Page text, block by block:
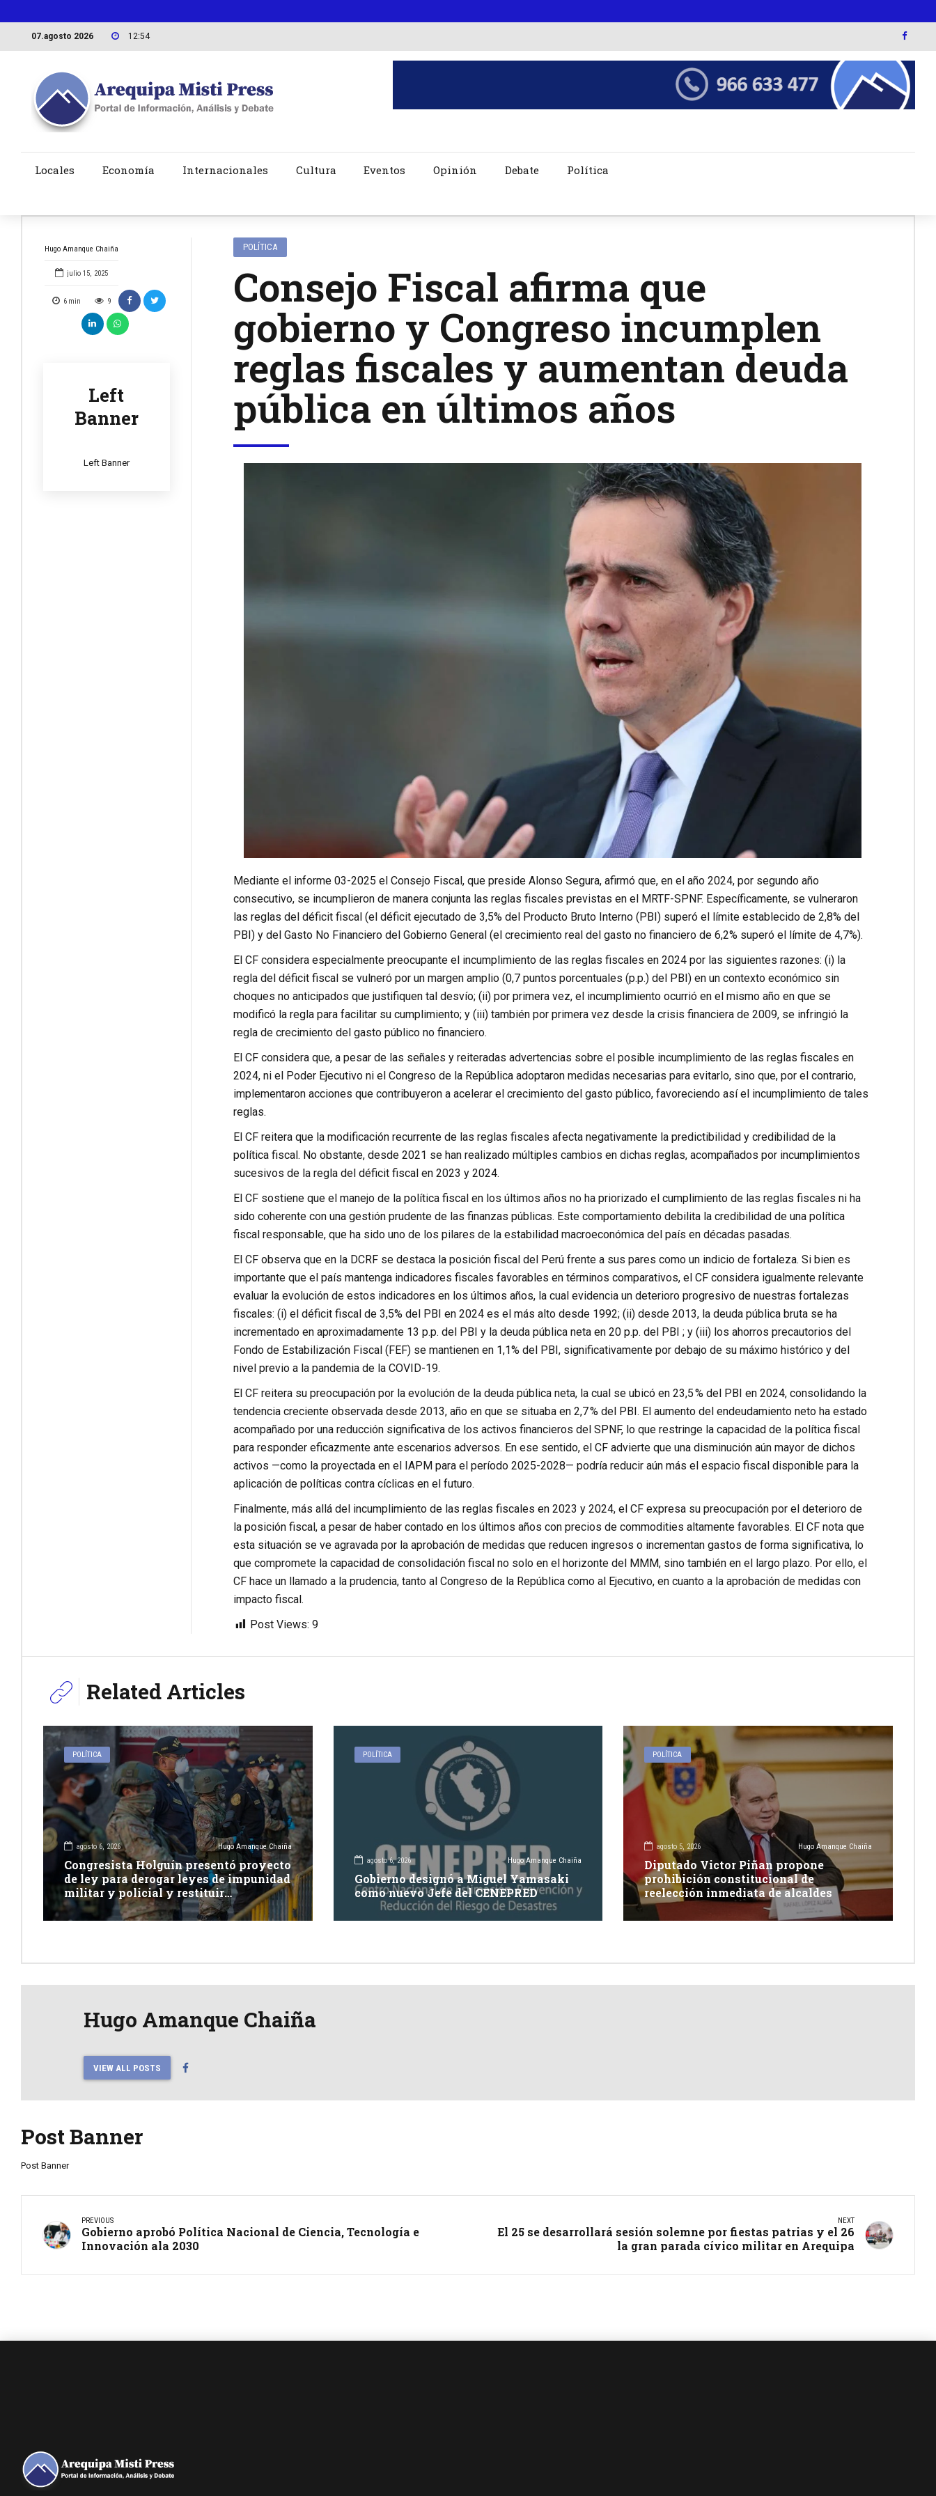
07.agosto 2026 12:54
Locales Economía Internacionales Cultura Eventos Opinión Debate Política
Hugo Amanque Chaiña
julio 15, 2025
6 min 9
Left
Banner
Left Banner
POLÍTICA
Consejo Fiscal afirma que
gobierno y Congreso incumplen
reglas fiscales y aumentan deuda
pública en últimos años
Mediante el informe 03-2025 el Consejo Fiscal, que preside Alonso Segura, afirmó que, en el año 2024, por segundo año
consecutivo, se incumplieron de manera conjunta las reglas fiscales previstas en el MRTF-SPNF. Específicamente, se vulneraron
las reglas del déficit fiscal (el déficit ejecutado de 3,5% del Producto Bruto Interno (PBI) superó el límite establecido de 2,8% del
PBI) y del Gasto No Financiero del Gobierno General (el crecimiento real del gasto no financiero de 6,2% superó el límite de 4,7%).
El CF considera especialmente preocupante el incumplimiento de las reglas fiscales en 2024 por las siguientes razones: (i) la
regla del déficit fiscal se vulneró por un margen amplio (0,7 puntos porcentuales (p.p.) del PBI) en un contexto económico sin
choques no anticipados que justifiquen tal desvío; (ii) por primera vez, el incumplimiento ocurrió en el mismo año en que se
modificó la regla para facilitar su cumplimiento; y (iii) también por primera vez desde la crisis financiera de 2009, se infringió la
regla de crecimiento del gasto público no financiero.
El CF considera que, a pesar de las señales y reiteradas advertencias sobre el posible incumplimiento de las reglas fiscales en
2024, ni el Poder Ejecutivo ni el Congreso de la República adoptaron medidas necesarias para evitarlo, sino que, por el contrario,
implementaron acciones que contribuyeron a acelerar el crecimiento del gasto público, favoreciendo así el incumplimiento de tales
reglas.
El CF reitera que la modificación recurrente de las reglas fiscales afecta negativamente la predictibilidad y credibilidad de la
política fiscal. No obstante, desde 2021 se han realizado múltiples cambios en dichas reglas, acompañados por incumplimientos
sucesivos de la regla del déficit fiscal en 2023 y 2024.
El CF sostiene que el manejo de la política fiscal en los últimos años no ha priorizado el cumplimiento de las reglas fiscales ni ha
sido coherente con una gestión prudente de las finanzas públicas. Este comportamiento debilita la credibilidad de una política
fiscal responsable, que ha sido uno de los pilares de la estabilidad macroeconómica del país en décadas pasadas.
El CF observa que en la DCRF se destaca la posición fiscal del Perú frente a sus pares como un indicio de fortaleza. Si bien es
importante que el país mantenga indicadores fiscales favorables en términos comparativos, el CF considera igualmente relevante
evaluar la evolución de estos indicadores en los últimos años, la cual evidencia un deterioro progresivo de nuestras fortalezas
fiscales: (i) el déficit fiscal de 3,5% del PBI en 2024 es el más alto desde 1992; (ii) desde 2013, la deuda pública bruta se ha
incrementado en aproximadamente 13 p.p. del PBI y la deuda pública neta en 20 p.p. del PBI ; y (iii) los ahorros precautorios del
Fondo de Estabilización Fiscal (FEF) se mantienen en 1,1% del PBI, significativamente por debajo de su máximo histórico y del
nivel previo a la pandemia de la COVID-19.
El CF reitera su preocupación por la evolución de la deuda pública neta, la cual se ubicó en 23,5 % del PBI en 2024, consolidando la
tendencia creciente observada desde 2013, año en que se situaba en 2,7 % del PBI. El aumento del endeudamiento neto ha estado
acompañado por una reducción significativa de los activos financieros del SPNF, lo que restringe la capacidad de la política fiscal
para responder eficazmente ante escenarios adversos. En ese sentido, el CF advierte que una disminución aún mayor de dichos
activos —como la proyectada en el IAPM para el período 2025-2028— podría reducir aún más el espacio fiscal disponible para la
aplicación de políticas contra cíclicas en el futuro.
Finalmente, más allá del incumplimiento de las reglas fiscales en 2023 y 2024, el CF expresa su preocupación por el deterioro de
la posición fiscal, a pesar de haber contado en los últimos años con precios de commodities altamente favorables. El CF nota que
esta situación se ve agravada por la aprobación de medidas que reducen ingresos o incrementan gastos de forma significativa, lo
que compromete la capacidad de consolidación fiscal no solo en el horizonte del MMM, sino también en el largo plazo. Por ello, el
CF hace un llamado a la prudencia, tanto al Congreso de la República como al Ejecutivo, en cuanto a la aprobación de medidas con
impacto fiscal.
Post Views: 9
Related Articles
POLÍTICA
agosto 6, 2026 Hugo Amanque Chaiña
Congresista Holguín presentó proyecto
de ley para derogar leyes de impunidad
militar y policial y restituir
competencia de justicia ordinaria
POLÍTICA
agosto 6, 2026 Hugo Amanque Chaiña
Gobierno designó a Miguel Yamasaki
como nuevo Jefe del CENEPRED
POLÍTICA
agosto 5, 2026 Hugo Amanque Chaiña
Diputado Victor Piñan propone
prohibición constitucional de
reelección inmediata de alcaldes
Hugo Amanque Chaiña
VIEW ALL POSTS
Post Banner
Post Banner
PREVIOUS
Gobierno aprobó Política Nacional de Ciencia, Tecnología e
Innovación ala 2030
NEXT
El 25 se desarrollará sesión solemne por fiestas patrias y el 26
la gran parada cívico militar en Arequipa